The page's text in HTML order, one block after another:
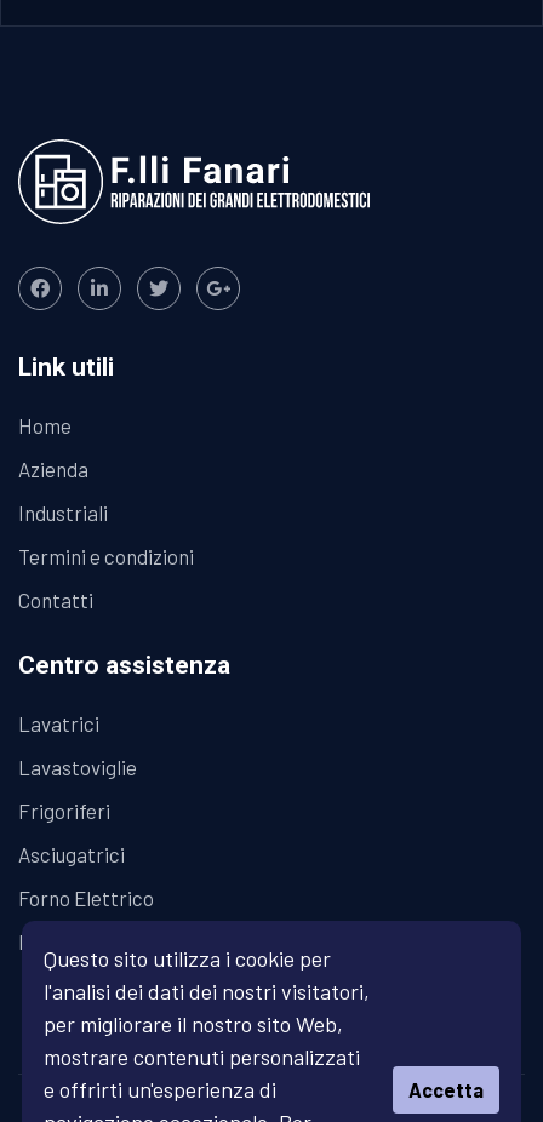
Questo sito utilizza i cookie per
l'analisi dei dati dei nostri visitatori,
per migliorare il nostro sito Web,
mostrare contenuti personalizzati
e offrirti un'esperienza di
Accetta
Link utili
Home
Azienda
Industriali
Termini e condizioni
Contatti
Centro assistenza
Lavatrici
Lavastoviglie
Frigoriferi
Asciugatrici
Forno Elettrico
Piano Cottura